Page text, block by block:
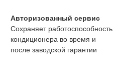
Авторизованный сервис
Сохраняет работоспособность
кондиционера во время и
после заводской гарантии